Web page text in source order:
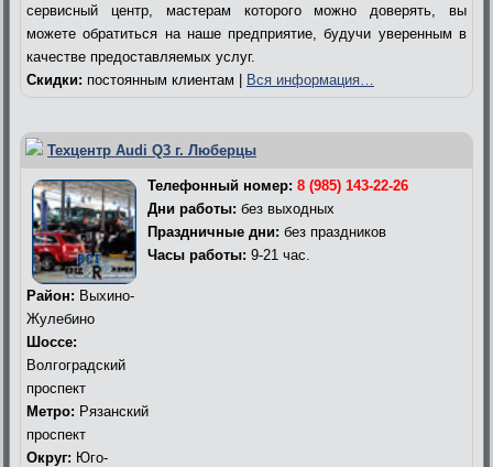
сервисный центр, мастерам которого можно доверять, вы
можете обратиться на наше предприятие, будучи уверенным в
качестве предоставляемых услуг.
Скидки: постоянным клиентам | Вся информация…
Техцентр Audi Q3 г. Люберцы
Телефонный номер: 8 (985) 143-22-26
Дни работы: без выходных
Праздничные дни: без праздников
Часы работы: 9-21 час.
Район: Выхино-
Жулебино
Шоссе:
Волгоградский
проспект
Метро: Рязанский
проспект
Округ: Юго-